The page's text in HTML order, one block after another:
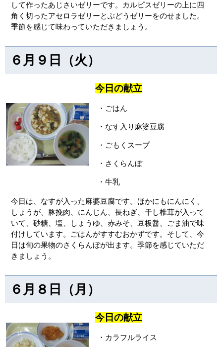
して作ったあじさいゼリーです。カルピスゼリーの上に四
角く切ったアセロラゼリーとぶどうゼリーをのせました。
季節を感じて味わっていただきましょう。
６月９日（火）
今日の献立
・ごはん
・なす入り麻婆豆腐
・ごもくスープ
・さくらんぼ
・牛乳
今日は、なすが入った麻婆豆腐です。ほかにもにんにく、
しょうが、豚挽肉、にんじん、長ねぎ、干し椎茸が入って
いて、砂糖、塩、しょうゆ、赤みそ、豆板醤、ごま油で味
付けしています。ごはんがすすむおかずです。そして、今
日は旬の果物のさくらんぼが出ます。季節を感じていただ
きましょう。
６月８日（月）
今日の献立
・カラフルライス